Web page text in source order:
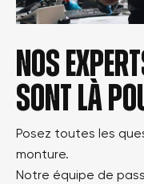
Nos
sont là
Posez toutes les
monture.
Notre équipe de